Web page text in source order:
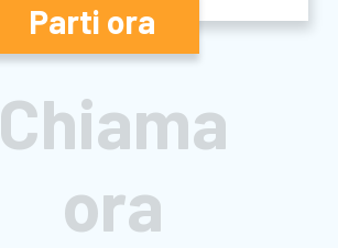
Parti ora
Chiama
ora